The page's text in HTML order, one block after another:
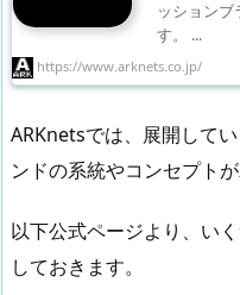
ッション
す。 ...
https://www.arknets.co.jp/
ARKnetsでは、展開して
ンドの系統やコンセプトが
以下公式ページより、い
しておきます。